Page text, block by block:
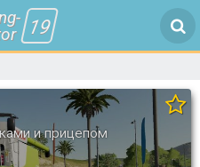
19
и прицепом